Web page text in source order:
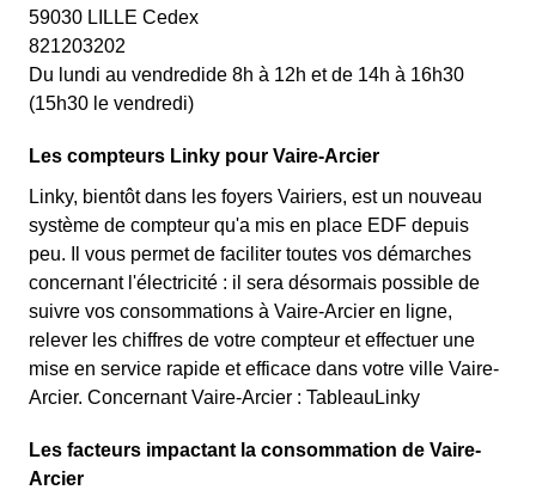
59030 LILLE Cedex
821203202
Du lundi au vendredide 8h à 12h et de 14h à 16h30
(15h30 le vendredi)
Les compteurs Linky pour Vaire-Arcier
Linky, bientôt dans les foyers Vairiers, est un nouveau
système de compteur qu'a mis en place EDF depuis
peu. Il vous permet de faciliter toutes vos démarches
concernant l'électricité : il sera désormais possible de
suivre vos consommations à Vaire-Arcier en ligne,
relever les chiffres de votre compteur et effectuer une
mise en service rapide et efficace dans votre ville Vaire-
Arcier. Concernant Vaire-Arcier : TableauLinky
Les facteurs impactant la consommation de Vaire-
Arcier